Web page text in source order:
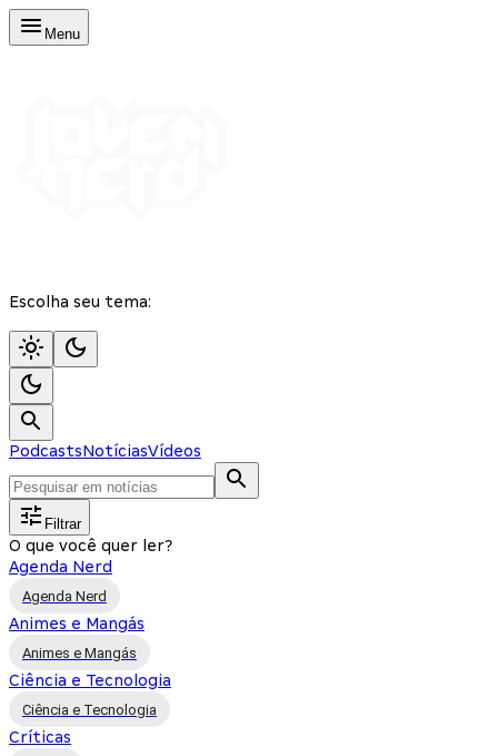
Menu
Escolha seu tema:
PodcastsNotíciasVídeos
Filtrar
O que você quer ler?
Agenda Nerd
Agenda Nerd
Animes e Mangás
Animes e Mangás
Ciência e Tecnologia
Ciência e Tecnologia
Críticas